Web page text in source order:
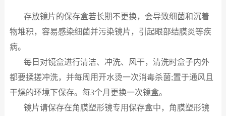
存放镜片的保存盒若长期不更换，会导致细菌和沉着
物堆积，容易感染细菌并污染镜片，引起眼部结膜炎等疾
病。
每日对镜盒进行清洁、冲洗、风干，清洗时盒子内外
都要揉搓冲洗，并每周用开水烫一次消毒杀菌;置于通风且
干燥的环境下保存。每3个月更换一次镜盒。
镜片请保存在角膜塑形镜专用保存盒中，角膜塑形镜